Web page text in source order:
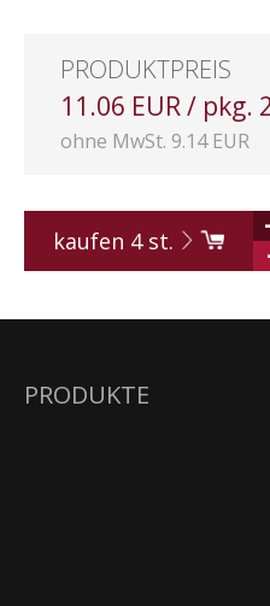
PRODUKTPREIS
11.06 EUR / pkg.
ohne MwSt. 9.14 EUR
kaufen 4st.
PRODUKTE